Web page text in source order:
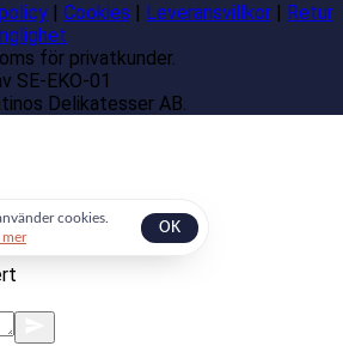
Cookies Leveransvillkor
Retur
för privatkunder.
SE-EKO-01
Delikatesser AB.
cookies.
mer
OK